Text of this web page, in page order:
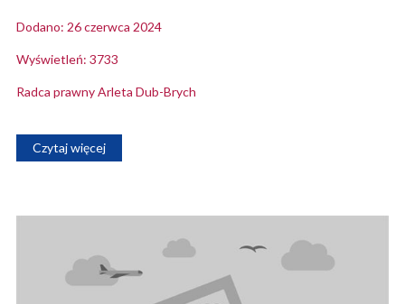
Dodano: 26 czerwca 2024
Wyświetleń: 3733
Radca prawny Arleta Dub-Brych
Czytaj więcej